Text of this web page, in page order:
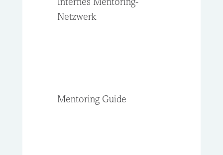
Internes Mentoring-
Netzwerk
Mentoring Guide